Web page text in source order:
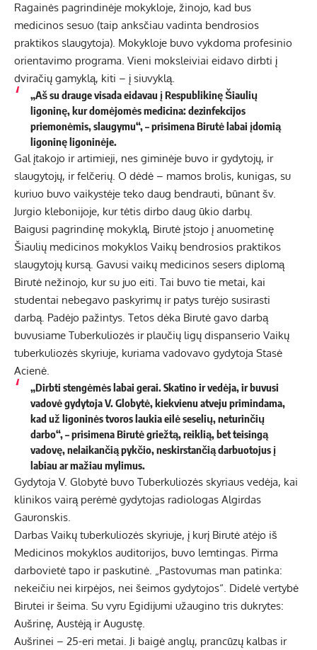
Ragainės pagrindinėje mokykloje, žinojo, kad bus
medicinos sesuo (taip anksčiau vadinta bendrosios
praktikos slaugytoja). Mokykloje buvo vykdoma profesinio
orientavimo programa. Vieni moksleiviai eidavo dirbti į
dviračių gamyklą, kiti – į siuvyklą.
„Aš su drauge visada eidavau į Respublikinę Šiaulių
ligoninę, kur domėjomės medicina: dezinfekcijos
priemonėmis, slaugymu“, – prisimena Birutė labai įdomią
ligoninę ligoninėje.
Gal įtakojo ir artimieji, nes giminėje buvo ir gydytojų, ir
slaugytojų, ir felčerių. O dėdė – mamos brolis, kunigas, su
kuriuo buvo vaikystėje teko daug bendrauti, būnant šv.
Jurgio klebonijoje, kur tėtis dirbo daug ūkio darbų.
Baigusi pagrindinę mokyklą, Birutė įstojo į anuometinę
Šiaulių medicinos mokyklos Vaikų bendrosios praktikos
slaugytojų kursą. Gavusi vaikų medicinos sesers diplomą
Birutė nežinojo, kur su juo eiti. Tai buvo tie metai, kai
studentai nebegavo paskyrimų ir patys turėjo susirasti
darbą. Padėjo pažintys. Tetos dėka Birutė gavo darbą
buvusiame Tuberkuliozės ir plaučių ligų dispanserio Vaikų
tuberkuliozės skyriuje, kuriama vadovavo gydytoja Stasė
Acienė.
„Dirbti stengėmės labai gerai. Skatino ir vedėja, ir buvusi
vadovė gydytoja V. Globytė, kiekvienu atveju primindama,
kad už ligoninės tvoros laukia eilė seselių, neturinčių
darbo“, – prisimena Birutė griežtą, reiklią, bet teisingą
vadovę, nelaikančią pykčio, neskirstančią darbuotojus į
labiau ar mažiau mylimus.
Gydytoja V. Globytė buvo Tuberkuliozės skyriaus vedėja, kai
klinikos vairą perėmė gydytojas radiologas Algirdas
Gauronskis.
Darbas Vaikų tuberkuliozės skyriuje, į kurį Birutė atėjo iš
Medicinos mokyklos auditorijos, buvo lemtingas. Pirma
darbovietė tapo ir paskutinė. „Pastovumas man patinka:
nekeičiu nei kirpėjos, nei šeimos gydytojos“. Didelė vertybė
Birutei ir šeima. Su vyru Egidijumi užaugino tris dukrytes:
Aušrinę, Austėją ir Augustę.
Aušrinei – 25-eri metai. Ji baigė anglų, prancūzų kalbas ir